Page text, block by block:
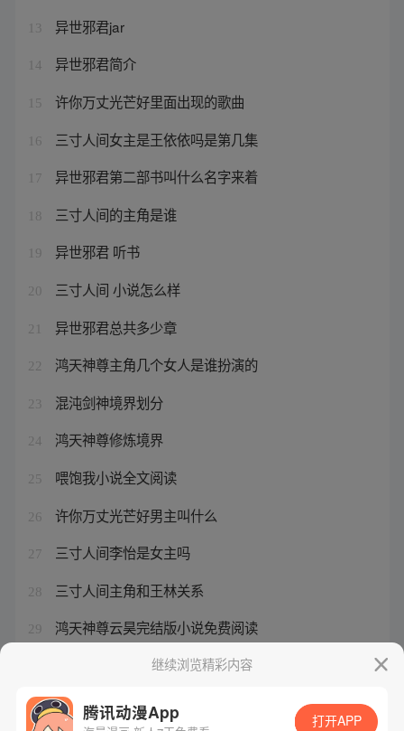
13 异世邪君jar
14 异世邪君简介
15 许你万丈光芒好里面出现的歌曲
16 三寸人间女主是王依依吗是第几集
17 异世邪君第二部书叫什么名字来着
18 三寸人间的主角是谁
19 异世邪君 听书
20 三寸人间 小说怎么样
21 异世邪君总共多少章
22 鸿天神尊主角几个女人是谁扮演的
23 混沌剑神境界划分
24 鸿天神尊修炼境界
25 喂饱我小说全文阅读
26 许你万丈光芒好男主叫什么
27 三寸人间李怡是女主吗
28 三寸人间主角和王林关系
29 鸿天神尊云昊完结版小说免费阅读
异世邪君风凌天下免费继续浏览精彩内容
腾讯动漫App 打开APP